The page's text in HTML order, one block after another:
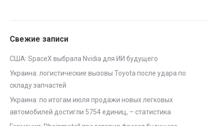
Свежие записи
США: SpaceX выбрала Nvidia для ИИ будущего
Украина: логистические вызовы Toyota после удара по
складу запчастей
Украина: по итогам июля продажи новых легковых
автомобилей достигли 5754 единиц, – статистика